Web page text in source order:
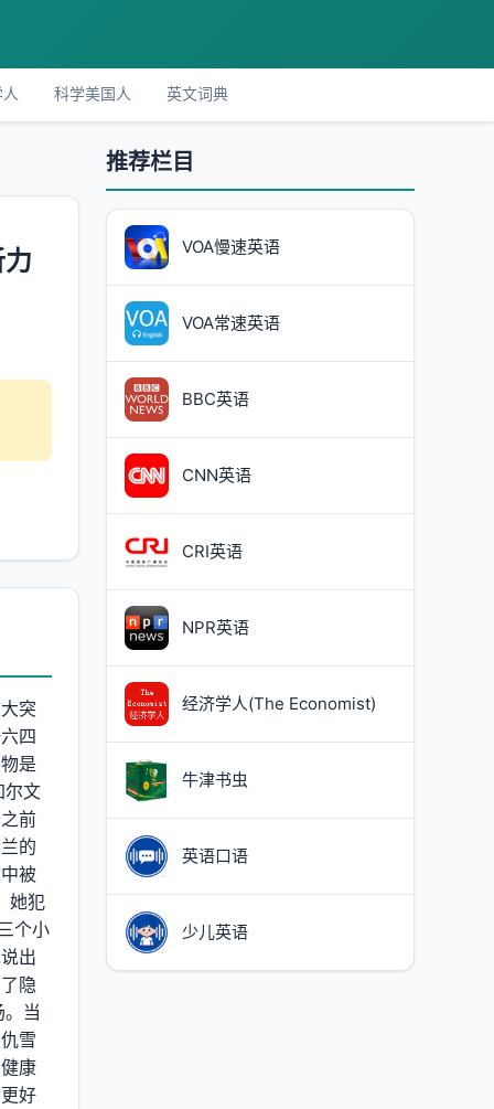
科学美国人 英文词典
突
四
是
尔文
前
的
被
她犯
个小
出
隐
当
雪
康
好
推荐栏目
VOA慢速英语
VOA常速英语
BBC英语
CNN英语
CRI英语
NPR英语
经济学人(The Economist)
牛津书虫
英语口语
少儿英语